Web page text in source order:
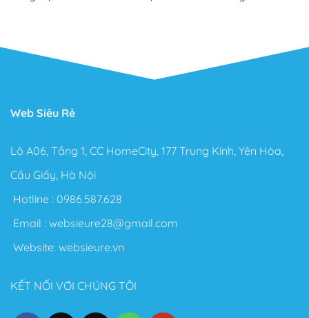
Web Siêu Rẻ
Lô A06, Tầng 1, CC HomeCity, 177 Trung Kính, Yên Hòa,
Cầu Giấy, Hà Nội
Hotline : 0986.587.628
Email : websieure28@gmail.com
Website: websieure.vn
KẾT NỐI VỚI CHÚNG TÔI